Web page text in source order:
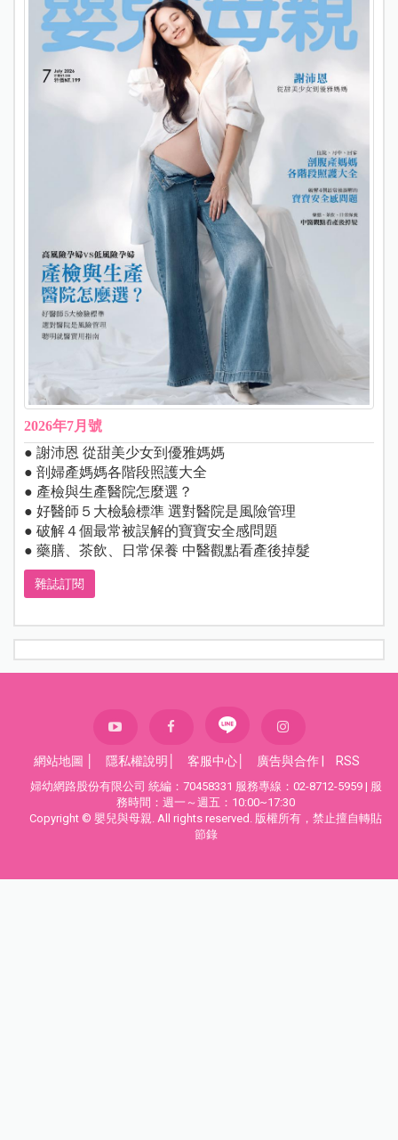
2026年7月號
● 謝沛恩 從甜美少女到優雅媽媽
● 剖婦產媽媽各階段照護大全
● 產檢與生產醫院怎麼選？
● 好醫師５大檢驗標準 選對醫院是風險管理
● 破解４個最常被誤解的寶寶安全感問題
● 藥膳、茶飲、日常保養 中醫觀點看產後掉髮
雜誌訂閱
網站地圖 隱私權說明 客服中心 廣告與合作 RSS
婦幼網路股份有限公司 統編：70458331 服務專線：02-8712-5959 | 服
務時間：週一～週五：10:00~17:30
Copyright © 嬰兒與母親. All rights reserved. 版權所有，禁止擅自轉貼
節錄